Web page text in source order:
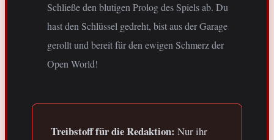
Schließe den blutigen Prolog des Spiels ab. Du
hast den Schlüssel gedreht, bist aus der Garage
gerollt und bereit für den ewigen Schmerz der
Open World!
Treibstoff für die Redaktion: Nur ihr